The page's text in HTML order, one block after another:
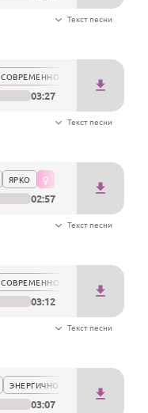
Текст песни
СОВРЕМЕННО
03:27
Текст песни
ЯРКО
02:57
Текст песни
СОВРЕМЕННО
03:12
Текст песни
ЭНЕРГИЧНО
03:07